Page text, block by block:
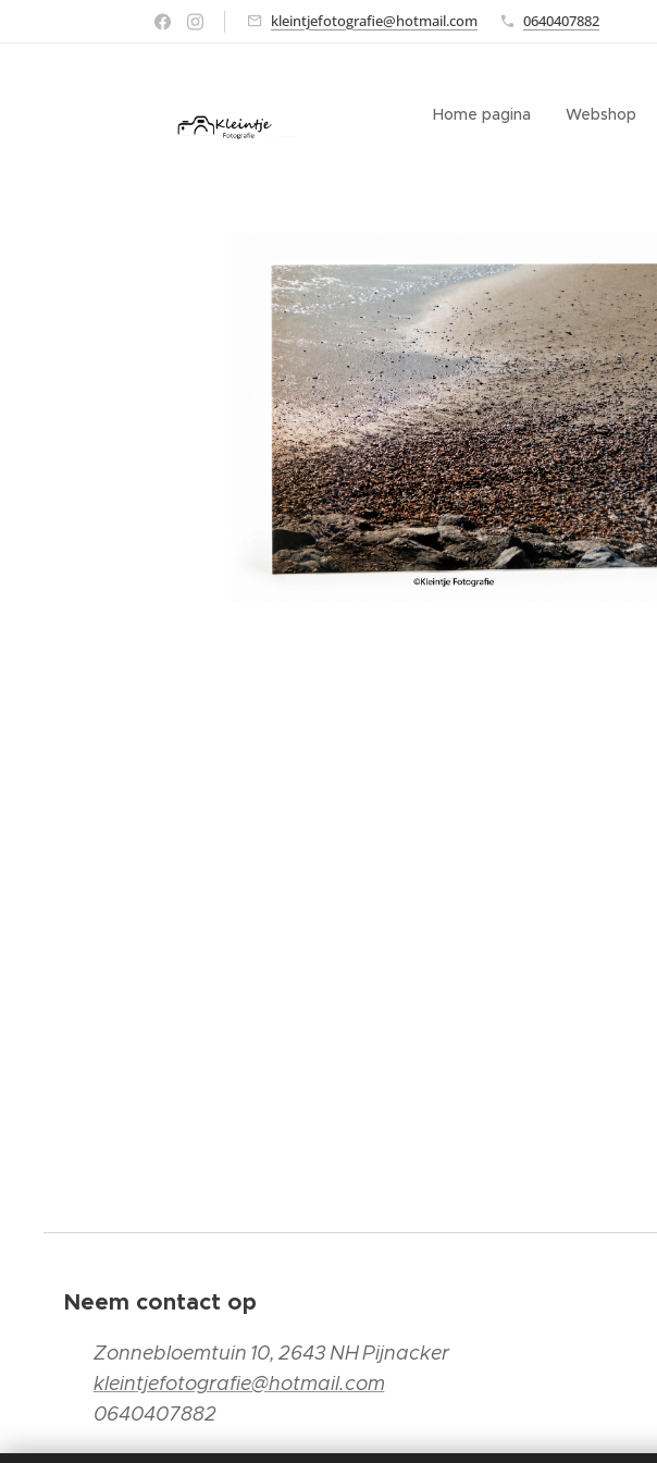
kleintjefotografie@hotmail.com 0640407882
Home pagina Webshop
Neem contact op
Zonnebloemtuin 10, 2643 NH Pijnacker
kleintjefotografie@hotmail.com
0640407882